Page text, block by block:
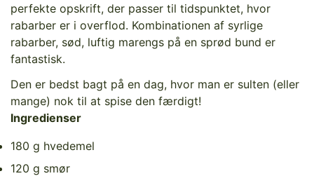
perfekte opskrift, der passer til tidspunktet, hvor
rabarber er i overflod. Kombinationen af syrlige
rabarber, sød, luftig marengs på en sprød bund er
fantastisk.
Den er bedst bagt på en dag, hvor man er sulten (eller
mange) nok til at spise den færdigt!
Ingredienser
180 g hvedemel
120 g smør